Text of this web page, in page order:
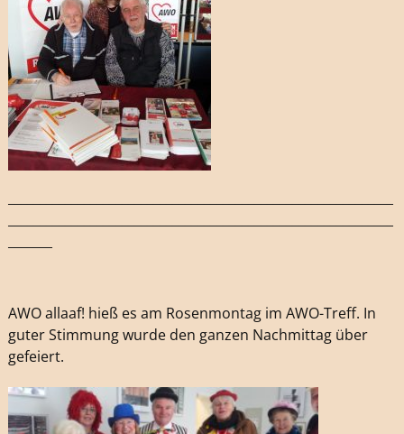
AWO allaaf! hieß es am Rosenmontag im AWO-Treff. In
guter Stimmung wurde den ganzen Nachmittag über
gefeiert.